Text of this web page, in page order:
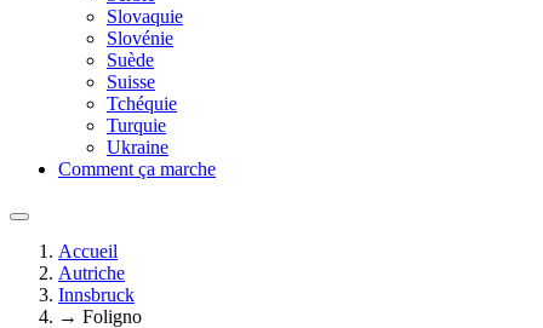
Slovaquie
Slovénie
Suède
Suisse
Tchéquie
Turquie
Ukraine
Comment ça marche
Accueil
Autriche
Innsbruck
→ Foligno